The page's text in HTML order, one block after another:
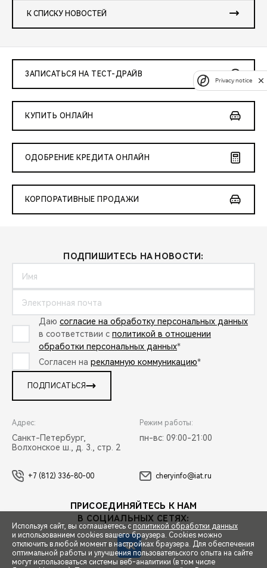
К СПИСКУ НОВОСТЕЙ
ЗАПИСАТЬСЯ НА ТЕСТ-ДРАЙВ
КУПИТЬ ОНЛАЙН
ОДОБРЕНИЕ КРЕДИТА ОНЛАЙН
КОРПОРАТИВНЫЕ ПРОДАЖИ
ПОДПИШИТЕСЬ НА НОВОСТИ:
Даю согласие на обработку персональных данных
в соответствии с политикой в отношении
обработки персональных данных*
Согласен на рекламную коммуникацию*
ПОДПИСАТЬСЯ
Адрес:
Санкт-Петербург,
Волхонское ш., д. 3., стр. 2
Режим работы:
пн-вс: 09:00-21:00
+7 (812) 336-80-00 cheryinfo@iat.ru
ПРИСОЕДИНЯЙТЕСЬ К НАМ
В СОЦИАЛЬНЫХ СЕТЯХ:
Используя сайт, вы соглашаетесь с политикой обработки данных
и использованием cookies вашего браузера. Cookies можно
отключить в любой момент в настройках браузера. Для обеспечения
оптимальной работы и улучшения пользовательского опыта на сайте
могут использоваться системы веб-аналитики (в том числе
Privacy notice